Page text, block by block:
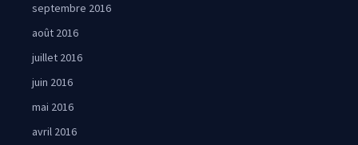
septembre 2016
août 2016
juillet 2016
juin 2016
mai 2016
avril 2016